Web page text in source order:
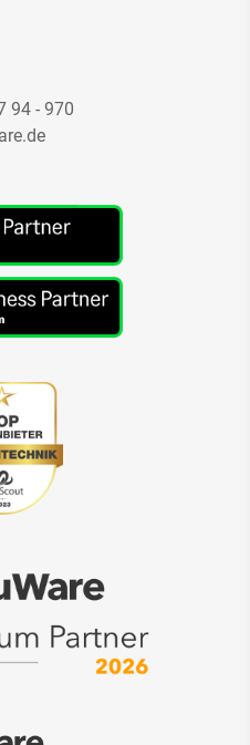
94 - 970